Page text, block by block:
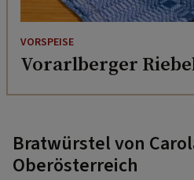
VORSPEISE
Vorarlberger
Bratwürstel von
Oberösterreich